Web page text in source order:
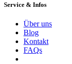
Service & Infos
Über uns
Blog
Kontakt
FAQs